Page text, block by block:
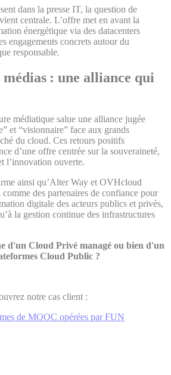
dans la presse IT, la question de
centrale. L’offre met en avant la
énergétique via des datacenters
engagements concrets autour du
responsable.
médias : une alliance qui
médiatique salue une alliance jugée
et “visionnaire” face aux grands
du cloud. Ces retours positifs
d’une offre centrée sur la souveraineté,
l’innovation ouverte.
ainsi qu’Alter Way et OVHcloud
des partenaires de confiance pour
digitale des acteurs publics et privés,
la gestion continue des infrastructures
d'un Cloud Privé managé ou bien d'un
Cloud Public ?
notre cas client :
de MOOC opérées par FUN